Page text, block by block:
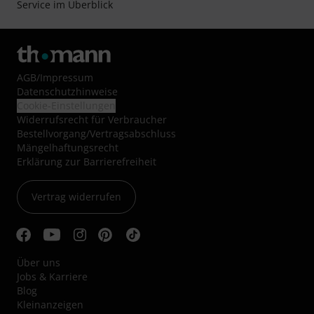
Service im Überblick
AGB/Impressum
Datenschutzhinweise
Widerrufsrecht für Verbraucher
Bestellvorgang/Vertragsabschluss
Mängelhaftungsrecht
Erklärung zur Barrierefreiheit
Vertrag widerrufen
Über uns
Jobs & Karriere
Blog
Kleinanzeigen